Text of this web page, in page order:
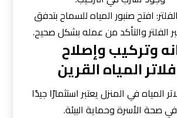
افتح صنبور المياه للسماح بتدفق
الفلتر والتأكد من عمله بشكل صحيح.
وتركيب وإصلاح
المياه القرين
المياه في المنزل يعتبر استثمارًا جيدًا
في صحة الأسرة وحماية البيئة.